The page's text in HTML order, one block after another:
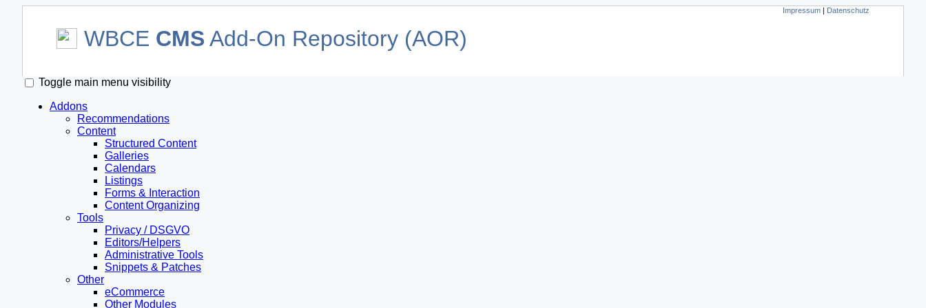
Impressum | Datenschutz
WBCE CMS Add-On Repository (AOR)
Toggle main menu visibility
Addons
Recommendations
Content
Structured Content
Galleries
Calendars
Listings
Forms & Interaction
Content Organizing
Tools
Privacy / DSGVO
Editors/Helpers
Administrative Tools
Snippets & Patches
Other
eCommerce
Other Modules